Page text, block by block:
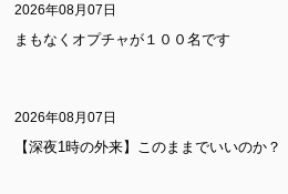
2026年08月07日
まもなくオプチャが１００名です
2026年08月07日
【深夜1時の外来】このままでいいのか？